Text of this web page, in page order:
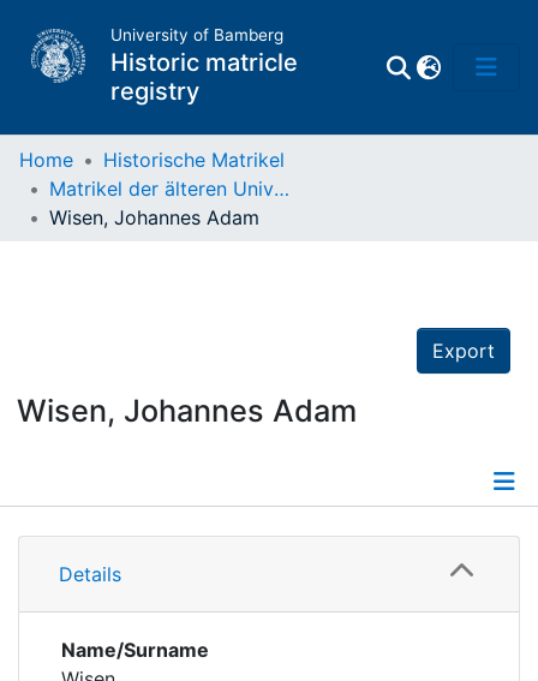
University of Bamberg
Historic matricle
registry
Matrikel
Home
Historische Matrikel
Matrikel der älteren Universität
Wisen, Johannes Adam
Export
Wisen, Johannes Adam
Details
Details
Name/Surname